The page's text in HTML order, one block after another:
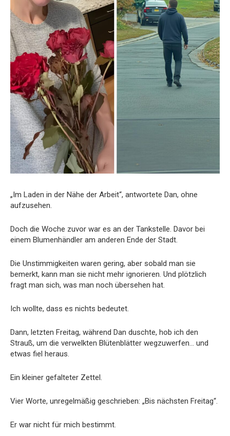
„Im Laden in der Nähe der Arbeit“, antwortete Dan, ohne
aufzusehen.
Doch die Woche zuvor war es an der Tankstelle. Davor bei
einem Blumenhändler am anderen Ende der Stadt.
Die Unstimmigkeiten waren gering, aber sobald man sie
bemerkt, kann man sie nicht mehr ignorieren. Und plötzlich
fragt man sich, was man noch übersehen hat.
Ich wollte, dass es nichts bedeutet.
Dann, letzten Freitag, während Dan duschte, hob ich den
Strauß, um die verwelkten Blütenblätter wegzuwerfen… und
etwas fiel heraus.
Ein kleiner gefalteter Zettel.
Vier Worte, unregelmäßig geschrieben: „Bis nächsten Freitag“.
Er war nicht für mich bestimmt.